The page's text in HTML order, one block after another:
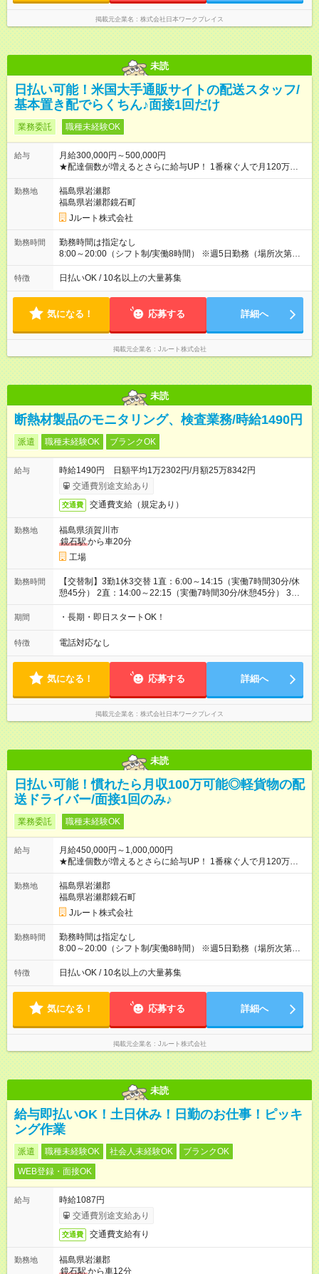
掲載元企業名 株式会社日本ワークプレイス
未読
日払い可能！米国大手通販サイトの配送スタッフ/
基本置き配でらくちん♪面接1回だけ
業務委託 職種未経験OK
給与
月給300,000円～500,000円
★配達個数が増えるとさらに給与UP！ 1番稼ぐ人で月120万ほ
ど！ ・主要都市エリア 月収55万円／週5日稼働 月収65万~112
万円／週6日稼働 ・地方郊外エリア 月収40万円／週5日稼働 月
収40万円~50万円／週6日稼働 ＜モデルイメージ＞ ■月収50万
円 (27歳男性/江東区在住)※元建築関係 1日150個配達×25日勤務
(日休み) ■月収80万円(43歳男性/墨田区在住)※元営業 1日200個
勤務地
福島県岩瀬郡
福島県岩瀬郡鏡石町
Jルート株式会社
勤務時間
勤務時間は指定なし
8:00～20:00（シフト制/実働8時間） ※週5日勤務（場所次第で
は週4も有り） ※配達状況によって時間外での勤務可能性有り ※
案件により多少の前後あり ※配達が完了次第、帰社OKです
特徴 日払いOK / 10名以上の大量募集
気になる！ 応募する 詳細へ
掲載元企業名 Jルート株式会社
未読
断熱材製品のモニタリング、検査業務/時給1490円
派遣 職種未経験OK ブランクOK
給与
時給1490円 日額平均1万2302円/月額25万8342円
交通費別途支給あり
交通費 交通費支給（規定あり）
勤務地
福島県須賀川市
鏡石駅から車20分
工場
勤務時間
【交替制】3勤1休3交替 1直：6:00～14:15（実働7時間30分/休
憩45分） 2直：14:00～22:15（実働7時間30分/休憩45分） 3
直：22:00～翌6:15（実働7時間30分/休憩45分）
期間 ・長期・即日スタートOK！
特徴 電話対応なし
気になる！ 応募する 詳細へ
掲載元企業名 株式会社日本ワークプレイス
未読
日払い可能！慣れたら月収100万可能◎軽貨物の配
送ドライバー/面接1回のみ♪
業務委託 職種未経験OK
給与
月給450,000円～1,000,000円
★配達個数が増えるとさらに給与UP！ 1番稼ぐ人で月120万ほ
ど！ ・主要都市エリア 月収55万円／週5日稼働 月収65万~112
万円／週6日稼働 ・地方郊外エリア 月収40万円／週5日稼働 月
収40万円~50万円／週6日稼働 ＜モデルイメージ＞ ■月収50万
円 (27歳男性/江東区在住)※元建築関係 1日150個配達×25日勤務
(日休み) ■月収80万円(43歳男性/墨田区在住)※元営業 1日200個
勤務地
福島県岩瀬郡
福島県岩瀬郡鏡石町
Jルート株式会社
勤務時間
勤務時間は指定なし
8:00～20:00（シフト制/実働8時間） ※週5日勤務（場所次第で
は週4も有り） ※配達状況によって時間外での勤務可能性有り ※
案件により多少の前後あり ※配達が完了次第、帰社OKです
特徴 日払いOK / 10名以上の大量募集
気になる！ 応募する 詳細へ
掲載元企業名 Jルート株式会社
未読
給与即払いOK！土日休み！日勤のお仕事！ピッキ
ング作業
派遣 職種未経験OK 社会人未経験OK
ブランクOK
WEB登録・面接OK
給与
時給1087円
交通費別途支給あり
交通費 交通費支給有り
勤務地
福島県岩瀬郡
鏡石駅から車12分